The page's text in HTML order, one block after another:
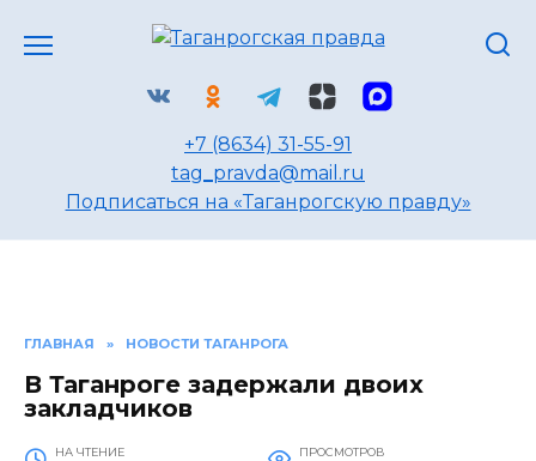
+7 (8634) 31-55-91
tag_pravda@mail.ru
Подписаться на «Таганрогскую правду»
ГЛАВНАЯ » НОВОСТИ ТАГАНРОГА
В Таганроге задержали двоих
закладчиков
НА ЧТЕНИЕ ПРОСМОТРОВ